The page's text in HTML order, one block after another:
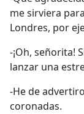
me sirviera
Londres, por
-¡Oh, señorita!
lanzar una
-He de
coronadas.